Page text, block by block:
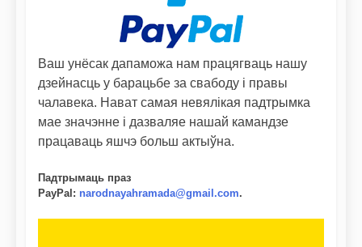
Ваш унёсак дапаможа нам працягваць нашу
дзейнасць у барацьбе за свабоду і правы
чалавека. Нават самая невялікая падтрымка
мае значэнне і дазваляе нашай камандзе
працаваць яшчэ больш актыўна.
Падтрымаць праз
PayPal: narodnayahramada@gmail.com.